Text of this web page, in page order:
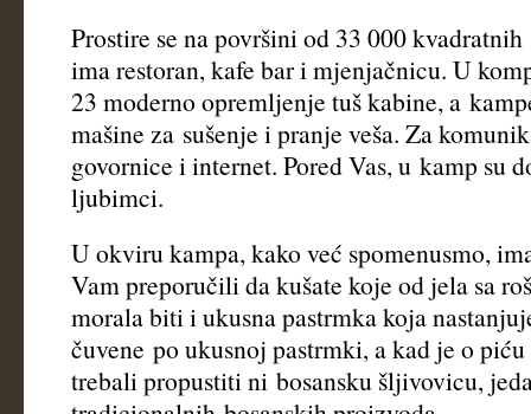
Prostire se na površini od 33 000
ima restoran, kafe bar i mjenjačnicu. U
23 moderno opremljenje tuš kabine, a
mašine za sušenje i pranje veša. Za
govornice i internet. Pored Vas, u kamp su
ljubimci.
U okviru kampa, kako već spomenusmo,
Vam preporučili da kušate koje od jela sa
morala biti i ukusna pastrmka koja
čuvene po ukusnoj pastrmki, a kad je o
trebali propustiti ni bosansku šljivovicu,